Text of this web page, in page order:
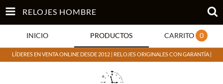
RELOJES HOMBRE
INICIO PRODUCTOS CARRITO 0
LÍDERES EN VENTA ONLINE DESDE 2012 | RELOJES ORIGINALES CON GARANTÍA |